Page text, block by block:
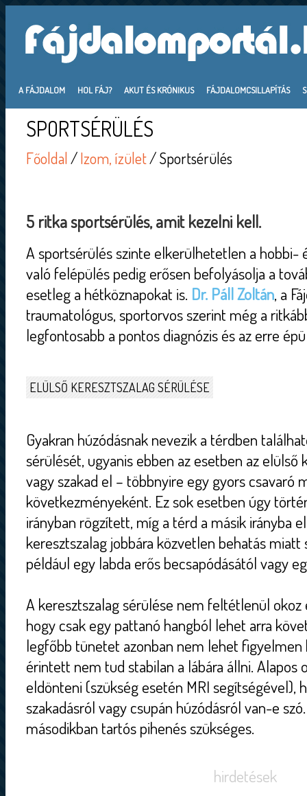
A FÁJDALOM HOL FÁJ? AKUT ÉS KRÓNIKUS FÁJDALOMCSILLAPÍTÁS
SPORTSÉRÜLÉS
Főoldal/Izom, ízület/ Sportsérülés
5 ritka sportsérülés, amit kezelni kell.
A sportsérülés szinte elkerülhetetlen a hobbi-
való felépülés pedig erősen befolyásolja a
esetleg a hétköznapokat is. Dr. Páll Zoltán, a
traumatológus, sportorvos szerint még a
legfontosabb a pontos diagnózis és az erre
ELÜLSŐ KERESZTSZALAG SÉRÜLÉSE
Gyakran húzódásnak nevezik a térdben
sérülését, ugyanis ebben az esetben az elülső
vagy szakad el – többnyire egy gyors csavaró
következményeként. Ez sok esetben úgy
irányban rögzített, míg a térd a másik irányba
keresztszalag jobbára közvetlen behatás
például egy labda erős becsapódásától vagy
A keresztszalag sérülése nem feltétlenül
hogy csak egy pattanó hangból lehet arra
legfőbb tünetet azonban nem lehet figyelmen
érintett nem tud stabilan a lábára állni. Alapos
eldönteni (szükség esetén MRI segítségével),
szakadásról vagy csupán húzódásról van-e
másodikban tartós pihenés szükséges.
hirdetések